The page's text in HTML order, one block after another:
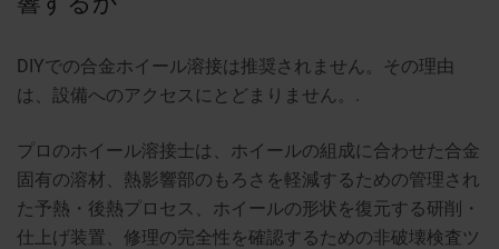
DIYでの合金ホイール溶接は推奨されません。その理由
は、設備へのアクセスにとどまりません。.
プロのホイール溶接士は、ホイールの組成に合わせた合金
固有の溶材、熱影響部のもろさを軽減するための管理され
た予熱・後熱プロセス、ホイールの形状を復元する研削・
仕上げ装置、修理の完全性を確認するための非破壊検査ツ